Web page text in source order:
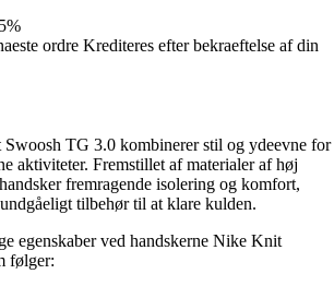
ordre Krediteres efter bekraeftelse af din
TG 3.0 kombinerer stil og ydeevne for
aktiviteter. Fremstillet af materialer af høj
fremragende isolering og komfort,
tilbehør til at klare kulden.
egenskaber ved handskerne Nike Knit
følger: